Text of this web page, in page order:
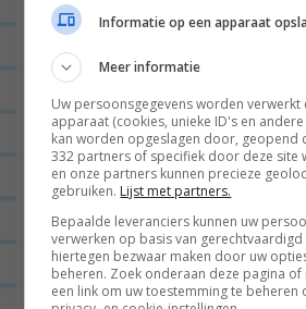
voor de rest was
leuk ja.
BEANTWOORDEN
LEONIE
Haha heb je
gehad?! Ik
dat hadden.
dan?
Informatie op een apparaat
Meer informatie
Uw persoonsgegevens worden verwerkt
apparaat (cookies, unieke ID's en
kan worden opgeslagen door, geopend
332 partners of specifiek door deze site
en onze partners kunnen precieze
gebruiken. Lijst met partners.
Bepaalde leveranciers kunnen uw
verwerken op basis van gerechtvaardigd
hiertegen bezwaar maken door uw
beheren. Zoek onderaan deze pagina of
een link om uw toestemming te beheren